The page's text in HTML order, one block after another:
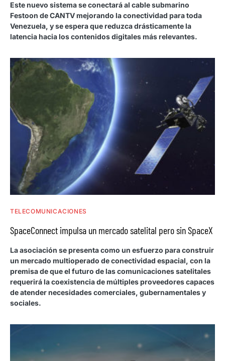
Este nuevo sistema se conectará al cable submarino
Festoon de CANTV mejorando la conectividad para toda
Venezuela, y se espera que reduzca drásticamente la
latencia hacia los contenidos digitales más relevantes.
TELECOMUNICACIONES
SpaceConnect impulsa un mercado satelital pero sin SpaceX
La asociación se presenta como un esfuerzo para construir
un mercado multioperado de conectividad espacial, con la
premisa de que el futuro de las comunicaciones satelitales
requerirá la coexistencia de múltiples proveedores capaces
de atender necesidades comerciales, gubernamentales y
sociales.